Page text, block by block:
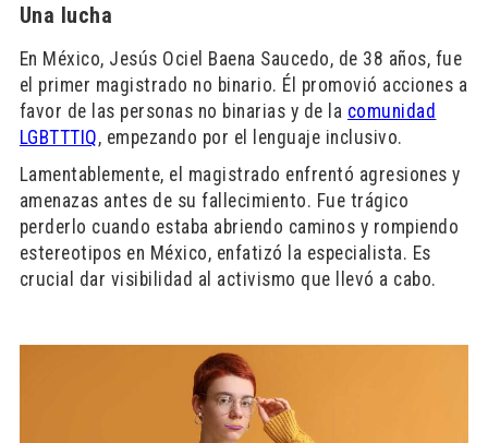
Una lucha
En México, Jesús Ociel Baena Saucedo, de 38 años, fue
el primer magistrado no binario. Él promovió acciones a
favor de las personas no binarias y de la comunidad
LGBTTTIQ, empezando por el lenguaje inclusivo.
Lamentablemente, el magistrado enfrentó agresiones y
amenazas antes de su fallecimiento. Fue trágico
perderlo cuando estaba abriendo caminos y rompiendo
estereotipos en México, enfatizó la especialista. Es
crucial dar visibilidad al activismo que llevó a cabo.